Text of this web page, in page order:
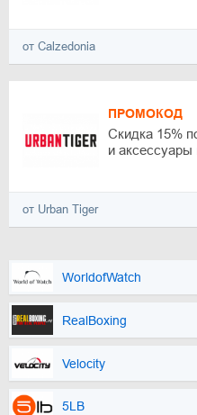
от Calzedonia
ПРОМОКОД
Скидка 15%
и аксессуары
от Urban Tiger
WorldofWatch
RealBoxing
Velocity
5LB